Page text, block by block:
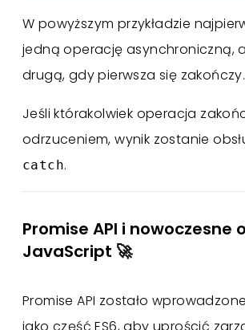
W powyższym przykładzie
jedną operację asynchroniczną,
drugą, gdy pierwsza się zakończy.
Jeśli którakolwiek operacja
odrzuceniem, wynik zostanie
catch.
Promise API i nowoczesne
JavaScript 🚀
Promise API zostało